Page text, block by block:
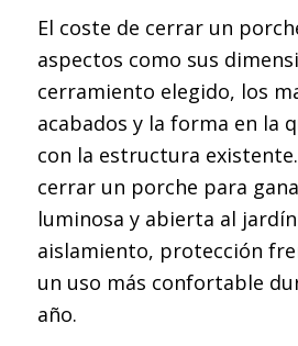
El coste de cerrar un
aspectos como sus
cerramiento elegido, los
acabados y la forma en la
con la estructura
cerrar un porche para
luminosa y abierta al
aislamiento, protección
un uso más confortable
año.